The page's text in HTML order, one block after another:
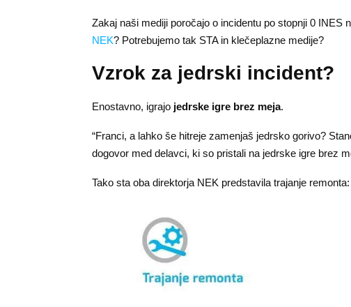
Zakaj naši mediji poročajo o incidentu po stopnji 0 INES
NEK? Potrebujemo tak STA in klečeplazne medije?
Vzrok za jedrski incident?
Enostavno, igrajo jedrske igre brez meja.
“Franci, a lahko še hitreje zamenjaš jedrsko gorivo?
dogovor med delavci, ki so pristali na jedrske igre brez
Tako sta oba direktorja NEK predstavila trajanje remonta: